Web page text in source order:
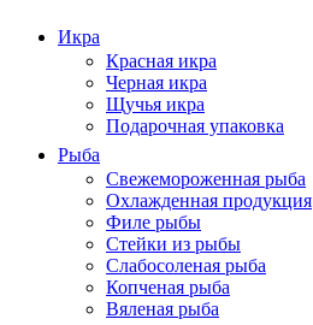
Икра
Красная икра
Черная икра
Щучья икра
Подарочная упаковка
Рыба
Свежемороженная рыба
Охлажденная продукция
Филе рыбы
Стейки из рыбы
Слабосоленая рыба
Копченая рыба
Вяленая рыба